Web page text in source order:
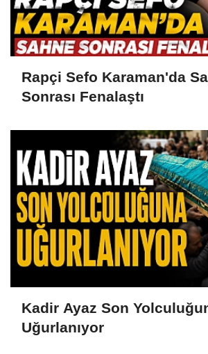
Rapçi Sefo Karaman'da
Sonrası Fenalaştı
Kadir Ayaz Son
Uğurlanıyor